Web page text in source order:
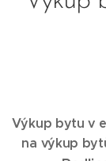
Výkup bytu v
na výkup